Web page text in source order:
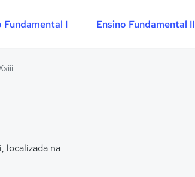
Fundamental I Ensino Fundamental II
localizada na